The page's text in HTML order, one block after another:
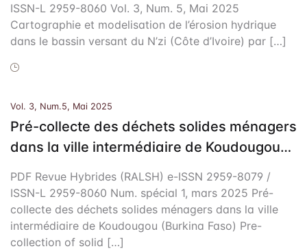
ISSN-L 2959-8060 Vol. 3, Num. 5, Mai 2025
Cartographie et modelisation de l’érosion hydrique
dans le bassin versant du N’zi (Côte d’Ivoire) par […]
Vol. 3, Num.5, Mai 2025
Pré-collecte des déchets solides ménagers
dans la ville intermédiaire de Koudougou
PDF Revue Hybrides (RALSH) e-ISSN 2959-8079 /
ISSN-L 2959-8060 Num. spécial 1, mars 2025 Pré-
collecte des déchets solides ménagers dans la ville
intermédiaire de Koudougou (Burkina Faso) Pre-
collection of solid […]